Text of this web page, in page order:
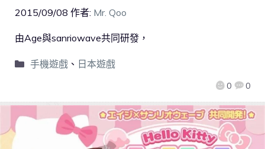
2015/09/08 作者: Mr. Qoo
0 0
由Age與sanriowave共同研發，
手機遊戲、 日本遊戲